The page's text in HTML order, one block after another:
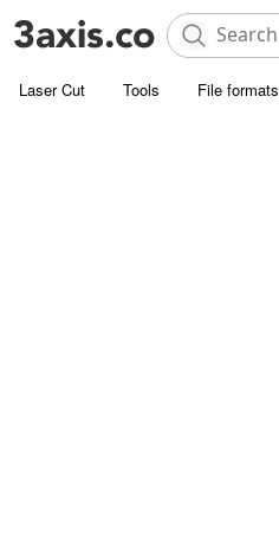
Laser Cut Tools File formats